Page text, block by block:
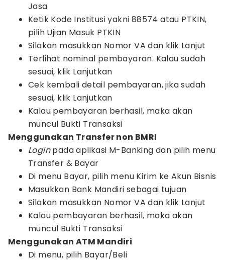
Jasa
Ketik Kode Institusi yakni 88574 atau PTKIN,
pilih Ujian Masuk PTKIN
Silakan masukkan Nomor VA dan klik Lanjut
Terlihat nominal pembayaran. Kalau sudah
sesuai, klik Lanjutkan
Cek kembali detail pembayaran, jika sudah
sesuai, klik Lanjutkan
Kalau pembayaran berhasil, maka akan
muncul Bukti Transaksi
Menggunakan Transfer non BMRI
Loginpada aplikasi M-Banking dan pilih menu
Transfer & Bayar
Di menu Bayar, pilih menu Kirim ke Akun Bisnis
Masukkan Bank Mandiri sebagai tujuan
Silakan masukkan Nomor VA dan klik Lanjut
Kalau pembayaran berhasil, maka akan
muncul Bukti Transaksi
Menggunakan ATM Mandiri
Di menu, pilih Bayar/Beli